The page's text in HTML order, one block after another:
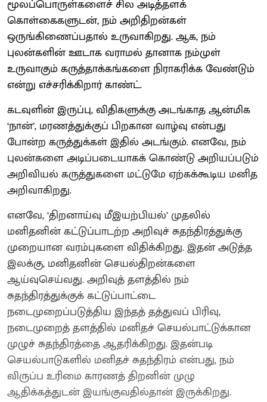
மூலப்பொருள்களைச் சில அடித்தளக்
கொள்கைகளுடன், நம் அறிதிறன்கள்
ஒருங்கிணைப்பதால் உருவாகிறது. ஆக, நம்
புலன்களின் ஊடாக வராமல் தானாக நம்முள்
உருவாகும் கருத்தாக்கங்களை நிராகரிக்க வேண்டும்
என்று எச்சரிக்கிறார் காண்ட்.
கடவுளின் இருப்பு, விதிகளுக்கு அடங்காத ஆன்மிக
‘நான்’, மரணத்துக்குப் பிறகான வாழ்வு என்பது
போன்ற கருத்துக்கள் இதில் அடங்கும். எனவே, நம்
புலன்களை அடிப்படையாகக் கொண்டு அறியப்படும்
அறிவியல் கருத்துகளை மட்டுமே ஏற்கக்கூடிய மனித
அறிவாகிறது.
எனவே, ‘திறனாய்வு மீஇயற்பியல்’ முதலில்
மனிதனின் கட்டுப்பாடற்ற அறிவுச் சுதந்திரத்துக்கு
முறையான வரம்புகளை விதிக்கிறது. இதன் அடுத்த
இலக்கு, மனிதனின் செயல்திறன்களை
ஆய்வுசெய்வது. அறிவுத் தளத்தில் நம்
சுதந்திரத்துக்குக் கட்டுப்பாட்டை
நடைமுறைப்படுத்திய இந்தத் தத்துவப் பிரிவு,
நடைமுறைத் தளத்தில் மனிதச் செயல்பாட்டுக்கான
முழுச் சுதந்திரத்தை ஆதரிக்கிறது. இதன்படி
செயல்பாடுகளில் மனிதச் சுதந்திரம் என்பது, நம்
விருப்ப உரிமை காரணத் திறனின் முழு
ஆதிக்கத்துடன் இயங்குவதில்தான் இருக்கிறது.